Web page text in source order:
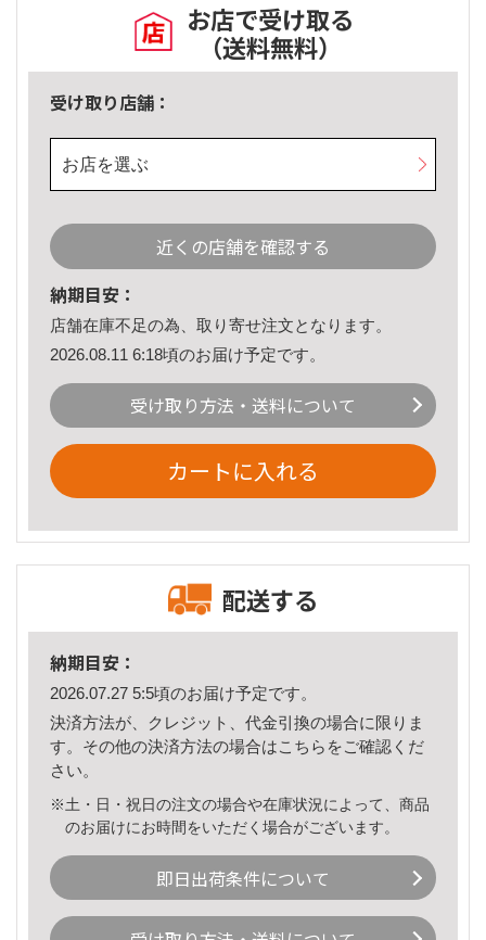
お店で受け取る
（送料無料）
受け取り店舗：
お店を選ぶ
近くの店舗を確認する
納期目安：
店舗在庫不足の為、取り寄せ注文となります。
2026.08.11 6:18頃のお届け予定です。
受け取り方法・送料について
カートに入れる
配送する
納期目安：
2026.07.27 5:5頃のお届け予定です。
決済方法が、クレジット、代金引換の場合に限りま
す。その他の決済方法の場合はこちら をご確認くだ
さい。
※土・日・祝日の注文の場合や在庫状況によって、商品
のお届けにお時間をいただく場合がございます。
即日出荷条件について